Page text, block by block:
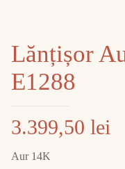
Lănțișor
E1288
3.399,50 lei
Aur 14K